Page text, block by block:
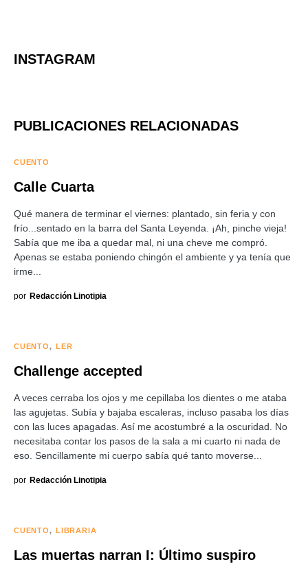
INSTAGRAM
PUBLICACIONES RELACIONADAS
CUENTO
Calle Cuarta
Qué manera de terminar el viernes: plantado, sin feria y con
frío...sentado en la barra del Santa Leyenda. ¡Ah, pinche vieja!
Sabía que me iba a quedar mal, ni una cheve me compró.
Apenas se estaba poniendo chingón el ambiente y ya tenía que
irme...
por Redacción Linotipia
CUENTO LER
Challenge accepted
A veces cerraba los ojos y me cepillaba los dientes o me ataba
las agujetas. Subía y bajaba escaleras, incluso pasaba los días
con las luces apagadas. Así me acostumbré a la oscuridad. No
necesitaba contar los pasos de la sala a mi cuarto ni nada de
eso. Sencillamente mi cuerpo sabía qué tanto moverse...
por Redacción Linotipia
CUENTO LIBRARIA
Las muertas narran I: Último suspiro